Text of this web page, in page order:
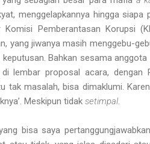
menggelapkannya hingga
Komisi Pemberantasan Korupsi
yang jiwanya masih menggebu-
Bahkan sesama
lembar proposal acara, dengan
tak masalah, bisa dimaklumi.
Meskipun tidak setimpal.
bisa saya